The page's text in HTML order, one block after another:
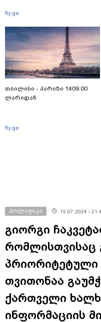
fly.ge
თბილისი - პარიზი 1409.00
ლარიდან
fly.ge
პოლიტიკა 15.07.2024 /
გიორგი
რომლისთვისაც
პრიორიტეტული
თვითონაა
ქართველი
ინფორმაციის